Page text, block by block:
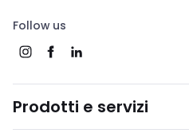
Follow us
Prodotti e servizi